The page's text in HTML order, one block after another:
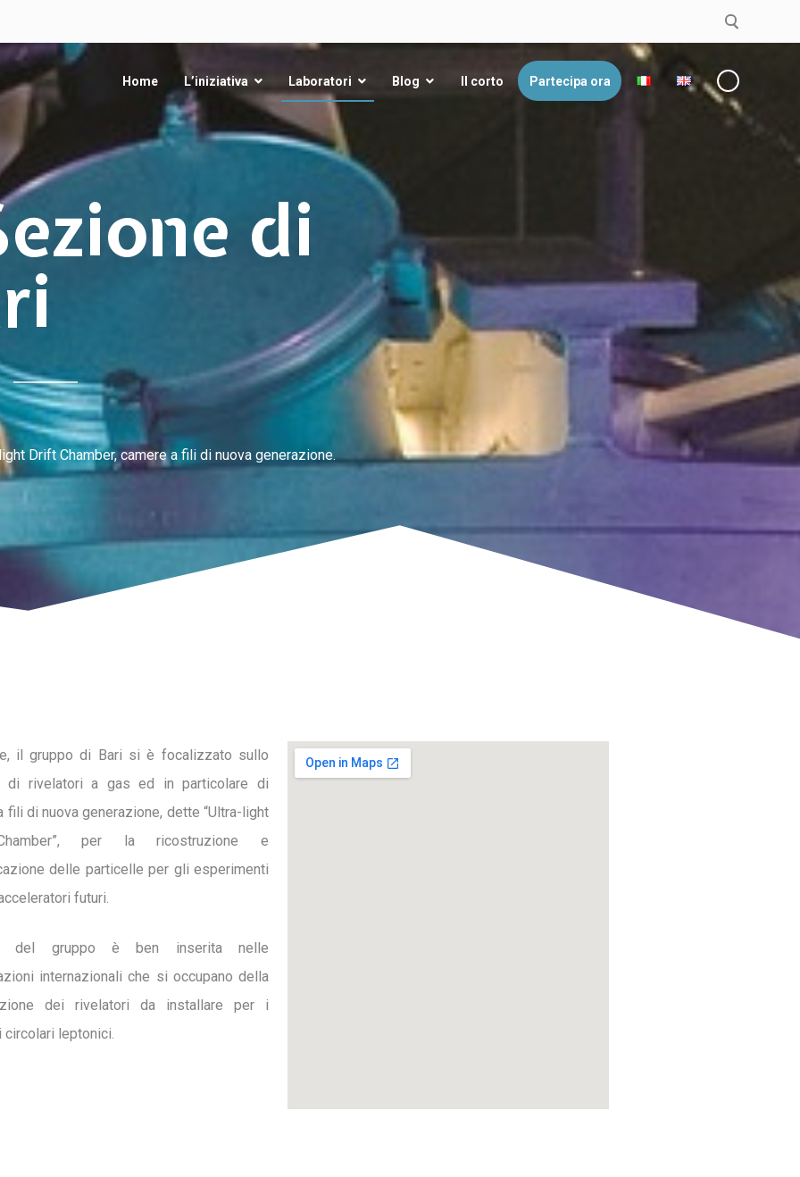
Home L’iniziativa Laboratori Blog Il corto Partecipa ora
di
Drift Chamber, camere a fili di nuova generazione.
il gruppo di Bari si è focalizzato sullo
di rivelatori a gas ed in particolare di
fili di nuova generazione, dette “Ultra-light
per la ricostruzione e
delle particelle per gli esperimenti
futuri.
del gruppo è ben inserita nelle
internazionali che si occupano della
dei rivelatori da installare per i
leptonici.